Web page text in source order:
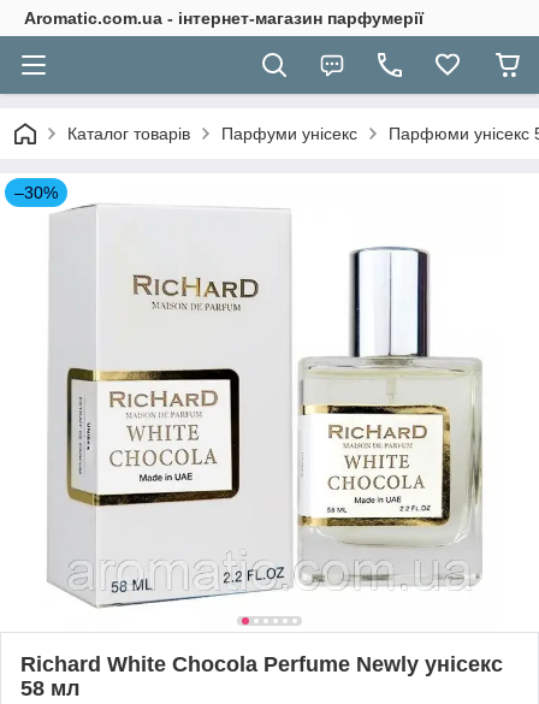
Aromatic.com.ua - інтернет-магазин парфумерії
Каталог товарів Парфуми унісекс Парфюми унісекс
–30%
Richard White Chocola Perfume Newly унісекс
58 мл